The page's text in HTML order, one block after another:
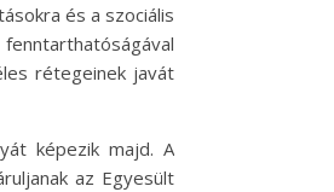
és a szociális
rétegeinek javát
képezik majd. A
az Egyesült